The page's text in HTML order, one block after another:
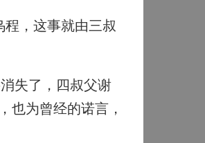
，这事就由三叔
失了，四叔父谢
也为曾经的诺言，